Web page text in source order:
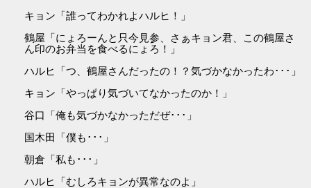
キョン「誰ってわかれよハルヒ！」
鶴屋「にょろーんと只今見参、さぁキョン君、この鶴屋さ
ん印のお弁当を食べるにょろ！」
ハルヒ「つ、鶴屋さんだったの！？気づかなかったわ･･･」
キョン「やっぱり気づいてなかったのか！」
谷口「俺も気づかなかっただぜ･･･」
国木田「僕も･･･」
朝倉「私も･･･」
ハルヒ「むしろキョンが異常なのよ」